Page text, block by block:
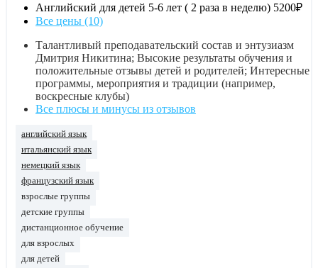
Английский для детей 5-6 лет ( 2 раза в неделю) 5200₽
Все цены (10)
Талантливый преподавательский состав и энтузиазм
Дмитрия Никитина; Высокие результаты обучения и
положительные отзывы детей и родителей; Интересные
программы, мероприятия и традиции (например,
воскресные клубы)
Все плюсы и минусы из отзывов
английский язык
итальянский язык
немецкий язык
французский язык
взрослые группы
детские группы
дистанционное обучение
для взрослых
для детей